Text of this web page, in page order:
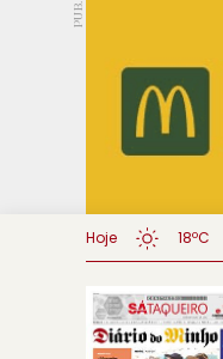
PUB.
Hoje 18ºC